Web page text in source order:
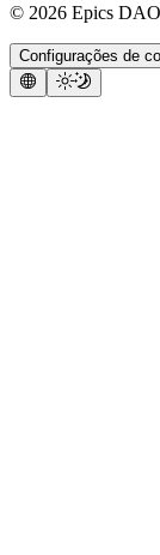
© 2026 Epics DAO
Configurações de